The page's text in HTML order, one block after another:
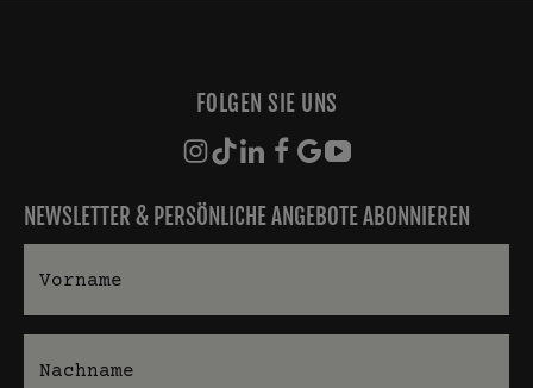
FOLGEN SIE UNS
NEWSLETTER & PERSÖNLICHE ANGEBOTE ABONNIEREN